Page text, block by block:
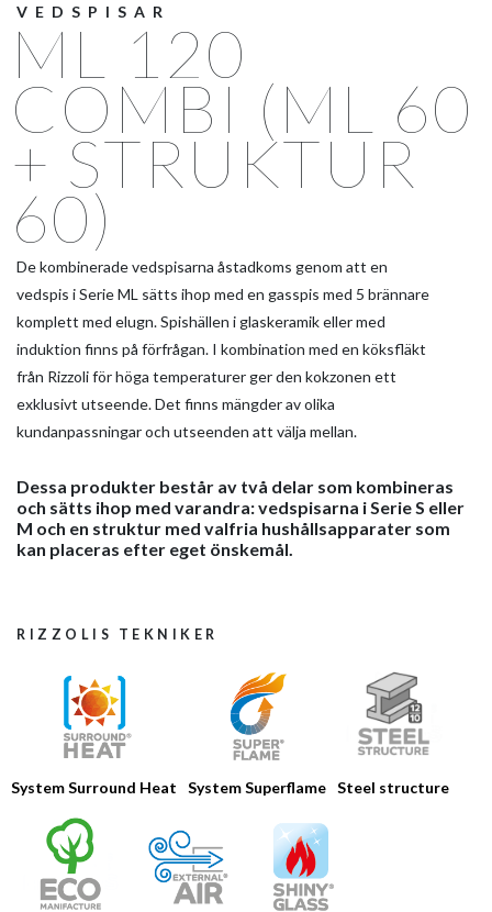
HOME
FÖRETAGET
PRODUKTER
VEDSPISAR
ML 120
COMBI (ML 60
+ STRUKTUR
60)
De kombinerade vedspisarna åstadkoms genom att en
vedspis i Serie ML sätts ihop med en gasspis med 5 brännare
komplett med elugn. Spishällen i glaskeramik eller med
induktion finns på förfrågan. I kombination med en köksfläkt
från Rizzoli för höga temperaturer ger den kokzonen ett
exklusivt utseende. Det finns mängder av olika
kundanpassningar och utseenden att välja mellan.
Dessa produkter består av två delar som kombineras
och sätts ihop med varandra: vedspisarna i Serie S eller
M och en struktur med valfria hushållsapparater som
kan placeras efter eget önskemål.
RIZZOLIS TEKNIKER
System Surround Heat System Superflame Steel structure